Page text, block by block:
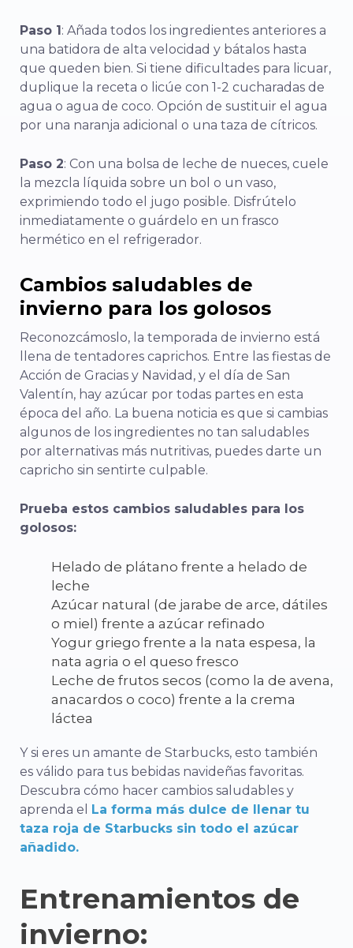
Paso 1: Añada todos los ingredientes anteriores a
una batidora de alta velocidad y bátalos hasta
que queden bien. Si tiene dificultades para licuar,
duplique la receta o licúe con 1-2 cucharadas de
agua o agua de coco. Opción de sustituir el agua
por una naranja adicional o una taza de cítricos.
Paso 2: Con una bolsa de leche de nueces, cuele
la mezcla líquida sobre un bol o un vaso,
exprimiendo todo el jugo posible. Disfrútelo
inmediatamente o guárdelo en un frasco
hermético en el refrigerador.
Cambios saludables de
invierno para los golosos
Reconozcámoslo, la temporada de invierno está
llena de tentadores caprichos. Entre las fiestas de
Acción de Gracias y Navidad, y el día de San
Valentín, hay azúcar por todas partes en esta
época del año. La buena noticia es que si cambias
algunos de los ingredientes no tan saludables
por alternativas más nutritivas, puedes darte un
capricho sin sentirte culpable.
Prueba estos cambios saludables para los
golosos:
Helado de plátano frente a helado de
leche
Azúcar natural (de jarabe de arce, dátiles
o miel) frente a azúcar refinado
Yogur griego frente a la nata espesa, la
nata agria o el queso fresco
Leche de frutos secos (como la de avena,
anacardos o coco) frente a la crema
láctea
Y si eres un amante de Starbucks, esto también
es válido para tus bebidas navideñas favoritas.
Descubra cómo hacer cambios saludables y
aprenda el La forma más dulce de llenar tu
taza roja de Starbucks sin todo el azúcar
añadido.
Entrenamientos de
invierno: